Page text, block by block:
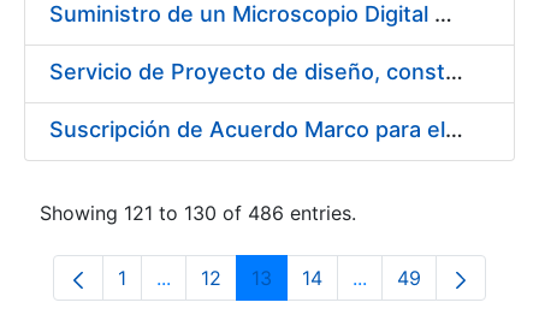
Suministro de un Microscopio Digital Automático
Servicio de Proyecto de diseño, construcción, montaje, desmontaje y transporte de stands durante 2019
Suscripción de Acuerdo Marco para el Suministro de Sillería Ergonómica para la FNMT-RCM
Showing 121 to 130 of 486 entries.
Page
1 ...Intermediate Pages Use TAB to navigate.
Page
12 Page
13 Page
14 ...Intermediate
Page
49